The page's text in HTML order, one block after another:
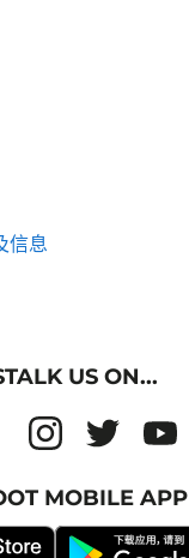
信息
US ON...
MOBILE APP